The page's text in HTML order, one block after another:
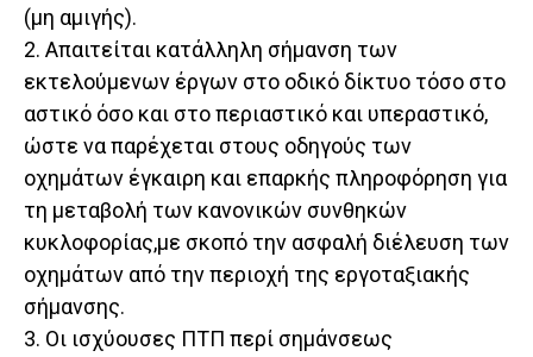
(μη αμιγής).
2. Απαιτείται κατάλληλη σήμανση των
εκτελούμενων έργων στο οδικό δίκτυο τόσο στο
αστικό όσο και στο περιαστικό και υπεραστικό,
ώστε να παρέχεται στους οδηγούς των
οχημάτων έγκαιρη και επαρκής πληροφόρηση για
τη μεταβολή των κανονικών συνθηκών
κυκλοφορίας,με σκοπό την ασφαλή διέλευση των
οχημάτων από την περιοχή της εργοταξιακής
σήμανσης.
3. Οι ισχύουσες ΠΤΠ περί σημάνσεως